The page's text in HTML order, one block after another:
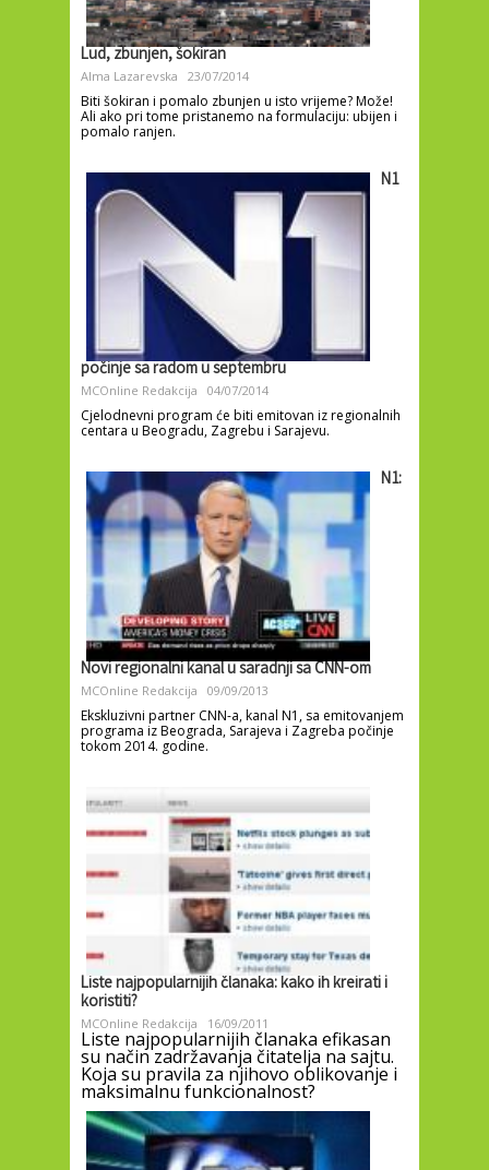
Lud, zbunjen, šokiran
Alma Lazarevska 23/07/2014
Biti šokiran i pomalo zbunjen u isto vrijeme? Može!
Ali ako pri tome pristanemo na formulaciju: ubijen i
pomalo ranjen.
N1
počinje sa radom u septembru
MCOnline Redakcija 04/07/2014
Cjelodnevni program će biti emitovan iz regionalnih
centara u Beogradu, Zagrebu i Sarajevu.
N1:
Novi regionalni kanal u saradnji sa CNN-om
MCOnline Redakcija 09/09/2013
Ekskluzivni partner CNN-a, kanal N1, sa emitovanjem
programa iz Beograda, Sarajeva i Zagreba počinje
tokom 2014. godine.
Liste najpopularnijih članaka: kako ih kreirati i
koristiti?
MCOnline Redakcija 16/09/2011
Liste najpopularnijih članaka efikasan
su način zadržavanja čitatelja na sajtu.
Koja su pravila za njihovo oblikovanje i
maksimalnu funkcionalnost?